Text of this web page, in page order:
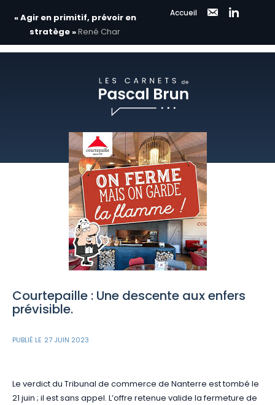
« Agir en primitif, prévoir en
stratège »René Char
Accueil
Courtepaille : Une descente aux enfers
prévisible.
PUBLIÉ LE 27 JUIN 2023
Le verdict du Tribunal de commerce de Nanterre est tombé le
21 juin ; il est sans appel. L’offre retenue valide la fermeture de